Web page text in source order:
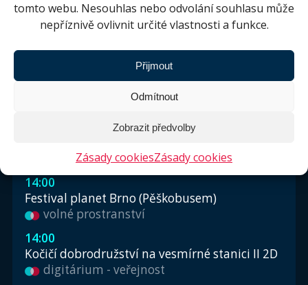
tomto webu. Nesouhlas nebo odvolání souhlasu může
nepříznivě ovlivnit určité vlastnosti a funkce.
Přijmout
Odmítnout
Zobrazit předvolby
Zásady cookiesZásady cookies
SDÍLET ZPĚT NA NOVINKY
Pátek 7. srpna
14:00
Festival planet Brno (Pěškobusem)
volné prostranství
14:00
Kočičí dobrodružství na vesmírné stanici II 2D
digitárium - veřejnost